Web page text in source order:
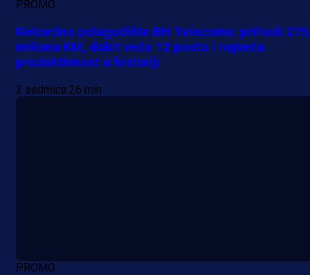
PROMO
Rekordno polugodište BH Telecoma: prihodi
miliona KM, dobit veća 12 posto i najveća
produktivnost u historiji
2 sedmica 26 min
PROMO